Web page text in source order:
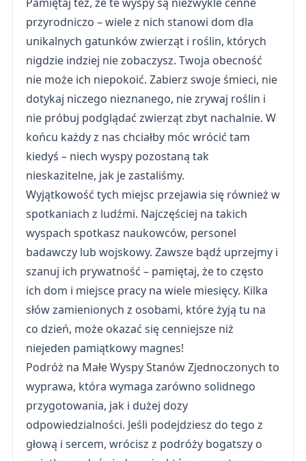
przyrodniczo – wiele z nich stanowi dom dla
unikalnych gatunków zwierząt i roślin, których
nigdzie indziej nie zobaczysz. Twoja obecność
nie może ich niepokoić. Zabierz swoje śmieci, nie
dotykaj niczego nieznanego, nie zrywaj roślin i
nie próbuj podglądać zwierząt zbyt nachalnie. W
końcu każdy z nas chciałby móc wrócić tam
kiedyś – niech wyspy pozostaną tak
nieskazitelne, jak je zastaliśmy.
Wyjątkowość tych miejsc przejawia się również w
spotkaniach z ludźmi. Najczęściej na takich
wyspach spotkasz naukowców, personel
badawczy lub wojskowy. Zawsze bądź uprzejmy i
szanuj ich prywatność – pamiętaj, że to często
ich dom i miejsce pracy na wiele miesięcy. Kilka
słów zamienionych z osobami, które żyją tu na
co dzień, może okazać się cenniejsze niż
niejeden pamiątkowy magnes!
Podróż na Małe Wyspy Stanów Zjednoczonych to
wyprawa, która wymaga zarówno solidnego
przygotowania, jak i dużej dozy
odpowiedzialności. Jeśli podejdziesz do tego z
głową i sercem, wrócisz z podróży bogatszy o